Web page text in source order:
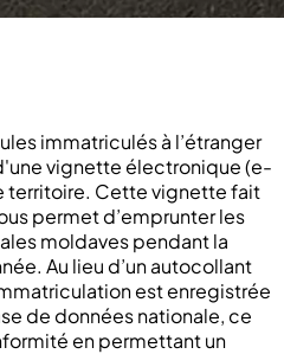
immatriculés à l’étranger
vignette électronique (e-
territoire. Cette vignette fait
permet d’emprunter les
moldaves pendant la
Au lieu d’un autocollant
est enregistrée
de données nationale, ce
en permettant un